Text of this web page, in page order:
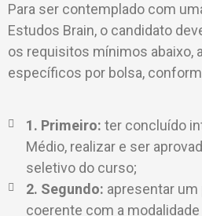
Para ser contemplado com
Estudos Brain, o candidato
os requisitos mínimos abaixo,
específicos por bolsa,
1. Primeiro: ter concluído
Médio, realizar e ser
seletivo do curso;
2. Segundo: apresentar um
coerente com a